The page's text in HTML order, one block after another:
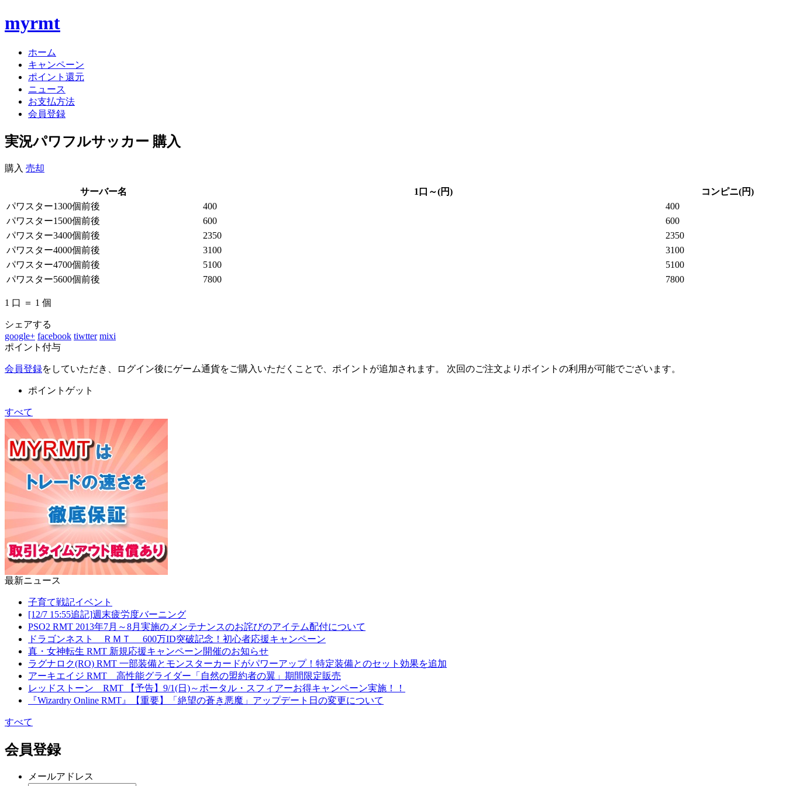
myrmt
ホーム
キャンペーン
ポイント還元
ニュース
お支払方法
会員登録
実況パワフルサッカー 購入
購入 売却
サーバー名 1口～(円)
コンピニ(円)
パワスター1300個前後
400
400
パワスター1500個前後
600
600
パワスター3400個前後
2350
2350
パワスター4000個前後
3100
3100
パワスター4700個前後
5100
5100
パワスター5600個前後
7800 7800
1 口 ＝ 1 個
シェアする
google+ facebook tiwtter mixi
ポイント付与
会員登録をしていただき、ログイン後にゲーム通貨をご購入いただくことで、ポイントが追加されます。 次回のご注文よりポイントの利用が可能でございます。
ポイントゲット
すべて
最新ニュース
子育て戦記イベント
[12/7 15:55追記]週末疲労度バーニング
PSO2 RMT 2013年7月～8月実施のメンテナンスのお詫びのアイテム配付について
ドラゴンネスト ＲＭＴ 600万ID突破記念！初心者応援キャンペーン
真・女神転生 RMT 新規応援キャンペーン開催のお知らせ
ラグナロク(RO) RMT 一部装備とモンスターカードがパワーアップ！特定装備とのセット効果を追加
アーキエイジ RMT 高性能グライダー「自然の盟約者の翼」期間限定販売
レッドストーン RMT 【予告】9/1(日)～ポータル・スフィアーお得キャンペーン実施！！
『Wizardry Online RMT』【重要】「絶望の蒼き悪魔」アップデート日の変更について
すべて
会員登録
メールアドレス